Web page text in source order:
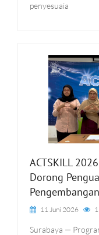
penyesuaia
ACTSKILL
Dorong
11 Juni 2026
Surabaya —